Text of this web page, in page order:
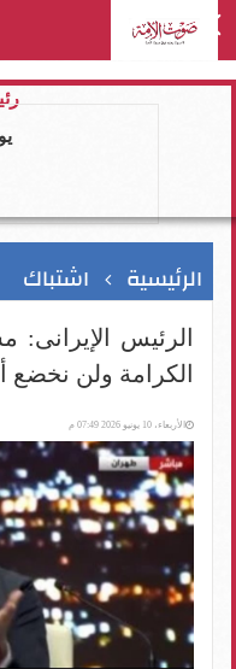
الرئيسية اشتباك
الرئيس
الكرامة ولن نخضع
الأربعاء، 10 يونيو 2026 07:49 م